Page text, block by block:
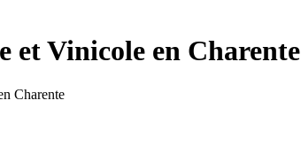
Vinicole en Charente
Charente